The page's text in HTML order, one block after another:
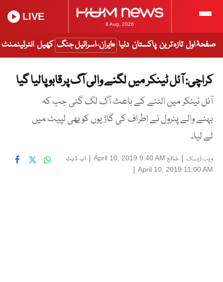
8 Aug, 2026
LIVE
صفحۂ اول تازہ ترین پاکستان دنیا ایران-اسرائیل جنگ کھیل انٹرٹینمنٹ
کراچی: آئل ٹینکر میں لگنے والی آگ پرقابو پالیا گیا
آئل ٹینکر میں الٹنے کے باعث آگ لگ گئی جب کہ
بہنے والے پٹرول نے اطراف کی گاڑیوں کو بھی لپیٹ میں
لے لیا۔
ویب ڈیسک | شائع April 10, 2019 9:40 AM
| اپ ڈیٹ
April 10, 2019 11:00 AM
|